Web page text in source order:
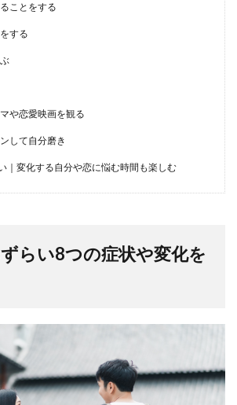
ことをする
する
や恋愛映画を観る
して自分磨き
｜変化する自分や恋に悩む時間も楽しむ
らい8つの症状や変化を